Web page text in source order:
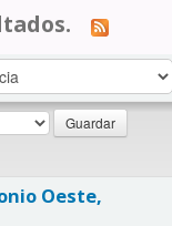
Oeste,